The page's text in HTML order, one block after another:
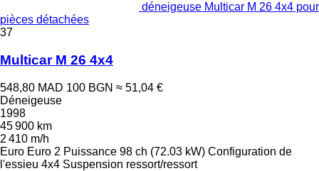
déneigeuse Multicar M 26 4x4 pour
pièces détachées
37
Multicar M 26 4x4
548,80 MAD 100 BGN ≈ 51,04 €
Déneigeuse
1998
45 900 km
2 410 m/h
Euro Euro 2 Puissance 98 ch (72.03 kW) Configuration de
l'essieu 4x4 Suspension ressort/ressort